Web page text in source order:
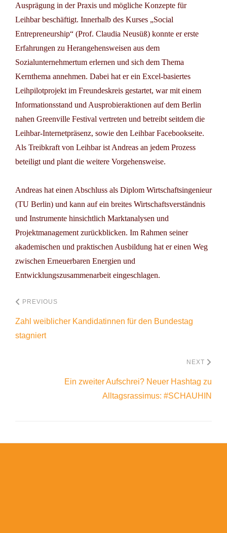
Ausprägung in der Praxis und mögliche Konzepte für
Leihbar beschäftigt. Innerhalb des Kurses „Social
Entrepreneurship“ (Prof. Claudia Neusüß) konnte er erste
Erfahrungen zu Herangehensweisen aus dem
Sozialunternehmertum erlernen und sich dem Thema
Kernthema annehmen. Dabei hat er ein Excel-basiertes
Leihpilotprojekt im Freundeskreis gestartet, war mit einem
Informationsstand und Ausprobieraktionen auf dem Berlin
nahen Greenville Festival vertreten und betreibt seitdem die
Leihbar-Internetpräsenz, sowie den Leihbar Facebookseite.
Als Treibkraft von Leihbar ist Andreas an jedem Prozess
beteiligt und plant die weitere Vorgehensweise.
Andreas hat einen Abschluss als Diplom Wirtschaftsingenieur
(TU Berlin) und kann auf ein breites Wirtschaftsverständnis
und Instrumente hinsichtlich Marktanalysen und
Projektmanagement zurückblicken. Im Rahmen seiner
akademischen und praktischen Ausbildung hat er einen Weg
zwischen Erneuerbaren Energien und
Entwicklungszusammenarbeit eingeschlagen.
PREVIOUS
Zahl weiblicher Kandidatinnen für den Bundestag
stagniert
NEXT
Ein zweiter Aufschrei? Neuer Hashtag zu
Alltagsrassimus: #SCHAUHIN